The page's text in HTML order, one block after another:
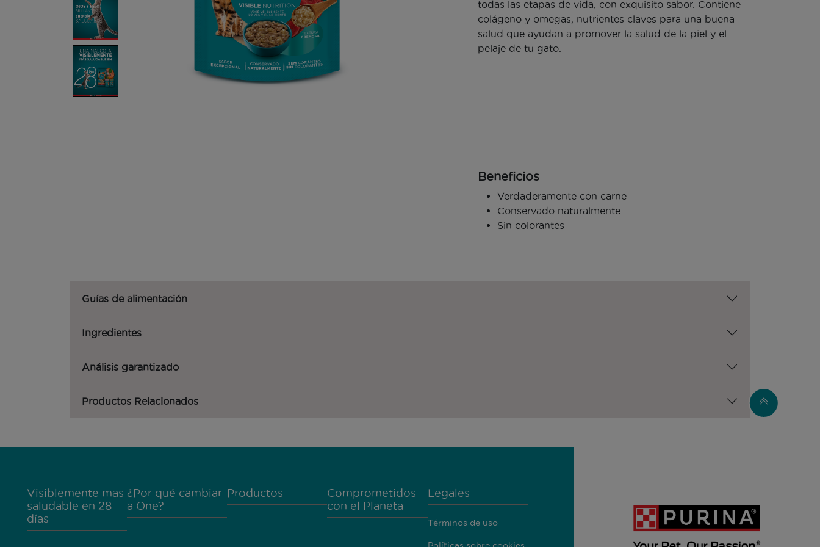
todas las etapas de vida, con exquisito sabor. Contiene
colágeno y omegas, nutrientes claves para una buena
salud que ayudan a promover la salud de la piel y el
pelaje de tu gato.
Beneficios
Verdaderamente con carne
Conservado naturalmente
Sin colorantes
Guías de alimentación
Ingredientes
Análisis garantizado
Productos Relacionados
Visiblemente mas
saludable en 28
días
¿Por qué cambiar
a One?
Productos
Comprometidos
con el Planeta
Legales
Términos de uso